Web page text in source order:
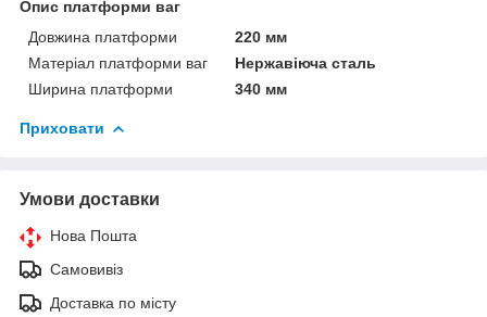
Опис платформи ваг
Довжина платформи
220 мм
Матеріал платформи ваг
Нержавіюча сталь
Ширина платформи
340 мм
Приховати
Умови доставки
Нова Пошта
Самовивіз
Доставка по місту